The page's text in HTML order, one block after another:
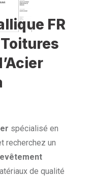
FR
spécialisé en
recherchez un
de qualité